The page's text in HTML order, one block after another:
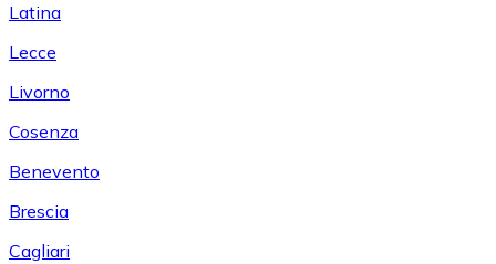
Latina
Lecce
Livorno
Cosenza
Benevento
Brescia
Cagliari